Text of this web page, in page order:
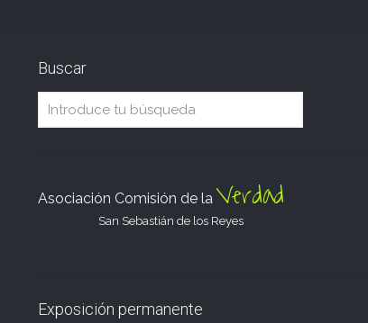
Buscar
Asociación Comisión de la Verdad
San Sebastián de los Reyes
Exposición permanente